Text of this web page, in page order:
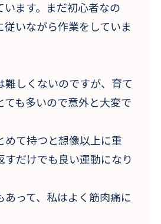
ます。まだ初心者なの
いながら作業をしていま
難しくないのですが、育て
ても多いので意外と大変で
めて持つと想像以上に重
すだけでも良い運動になり
あって、私はよく筋肉痛に